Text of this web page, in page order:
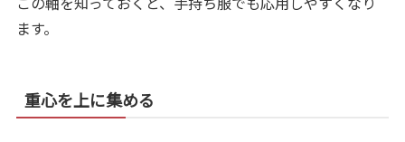
ます。
重心を上に集める